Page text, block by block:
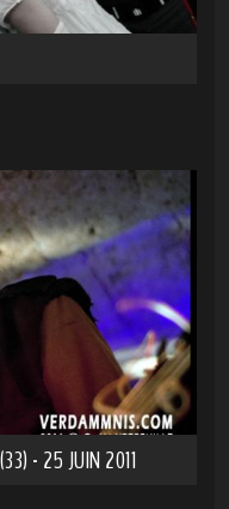
- 25 JUIN 2011